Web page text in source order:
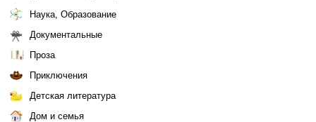
Наука, Образование
Документальные
Проза
Приключения
Детская литература
Дом и семья